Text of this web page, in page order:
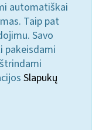
automatiškai
Taip pat
Savo
pakeisdami
Slapukų